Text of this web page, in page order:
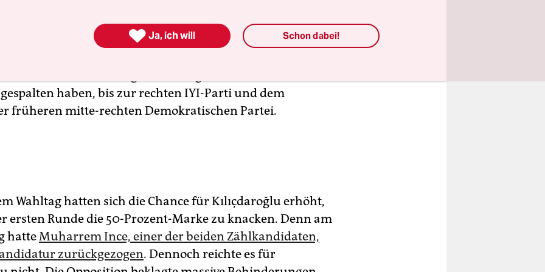
wird von einem Bündnis aus mehreren Parteien
haben, bis zur rechten IYI-Parti und dem
früheren mitte-rechten Demokratischen Partei.
Wahltag hatten sich die Chance für Kılıçdaroğlu erhöht,
ersten Runde die 50-Prozent-Marke zu knacken. Denn am
hatteMuharrem Ince, einer der beiden Zählkandidaten,
zurückgezogen. Dennoch reichte es für
 Ja, ich will Schon dabei!